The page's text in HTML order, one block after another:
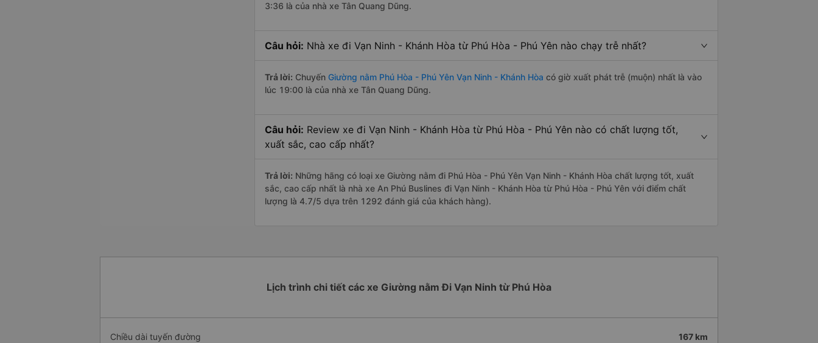
3:36 là của nhà xe Tân Quang Dũng.
Câu hỏi: Nhà xe đi Vạn Ninh - Khánh Hòa từ Phú Hòa - Phú Yên nào chạy trễ nhất?
Trả lời: Chuyến Giường nằm Phú Hòa - Phú Yên Vạn Ninh - Khánh Hòa có giờ xuất phát trễ (muộn) nhất là vào
lúc 19:00 là của nhà xe Tân Quang Dũng.
Câu hỏi: Review xe đi Vạn Ninh - Khánh Hòa từ Phú Hòa - Phú Yên nào có chất lượng tốt,
xuất sắc, cao cấp nhất?
Trả lời: Những hãng có loại xe Giường nằm đi Phú Hòa - Phú Yên Vạn Ninh - Khánh Hòa chất lượng tốt, xuất
sắc, cao cấp nhất là nhà xe An Phú Buslines đi Vạn Ninh - Khánh Hòa từ Phú Hòa - Phú Yên với điểm chất
lượng là 4.7/5 dựa trên 1292 đánh giá của khách hàng).
Lịch trình chi tiết các xe Giường nằm Đi Vạn Ninh từ Phú Hòa
Chiều dài tuyến đường 167 km